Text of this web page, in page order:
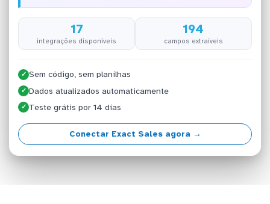
17
integrações disponíveis
194
campos extraíveis
✓ Sem código, sem planilhas
✓ Dados atualizados automaticamente
✓ Teste grátis por 14 dias
Conectar Exact Sales agora →